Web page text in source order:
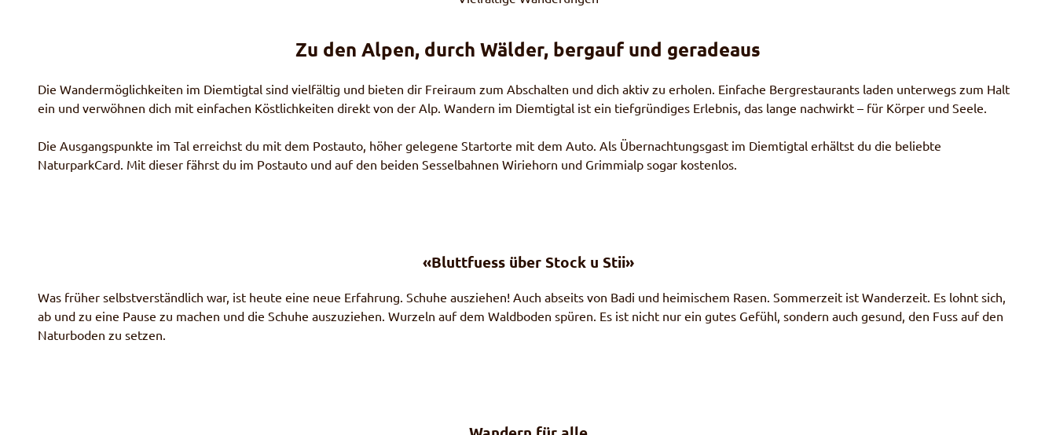
Zu den Alpen, durch Wälder, bergauf und geradeaus
Die Wandermöglichkeiten im Diemtigtal sind vielfältig und bieten dir Freiraum zum Abschalten und dich aktiv zu erholen. Einfache Bergrestaurants laden unterwegs zum Halt
ein und verwöhnen dich mit einfachen Köstlichkeiten direkt von der Alp. Wandern im Diemtigtal ist ein tiefgründiges Erlebnis, das lange nachwirkt – für Körper und Seele.
Die Ausgangspunkte im Tal erreichst du mit dem Postauto, höher gelegene Startorte mit dem Auto. Als Übernachtungsgast im Diemtigtal erhältst du die beliebte
NaturparkCard . Mit dieser fährst du im Postauto und auf den beiden Sesselbahnen Wiriehorn und Grimmialp sogar kostenlos.
«Bluttfuess über Stock u Stii»
Was früher selbstverständlich war, ist heute eine neue Erfahrung. Schuhe ausziehen! Auch abseits von Badi und heimischem Rasen. Sommerzeit ist Wanderzeit. Es lohnt sich,
ab und zu eine Pause zu machen und die Schuhe auszuziehen. Wurzeln auf dem Waldboden spüren. Es ist nicht nur ein gutes Gefühl, sondern auch gesund, den Fuss auf den
Naturboden zu setzen.